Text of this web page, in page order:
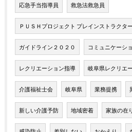
応急手当指導員 救急法救急員
ＰＵＳＨプロジェクト プレインストラクター
ガイドライン２０２０ コミュニケーシ
レクリエーション指導 岐阜県レクリエ
介護福祉士会 岐阜県 業務提携
新しい介護予防 地域密着 家族の在